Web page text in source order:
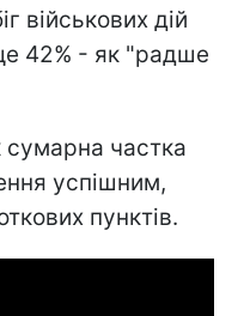
військових дій
42% - як "радше
сумарна частка
успішним,
пунктів.